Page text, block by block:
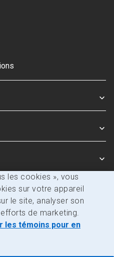
les cookies », vous
sur votre appareil
le site, analyser son
de marketing.
les témoins pour en